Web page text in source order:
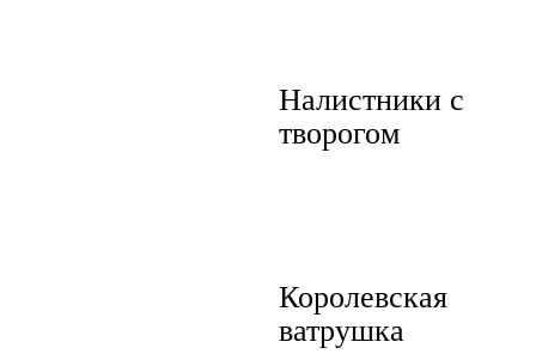
Налистники с
творогом
Королевская
ватрушка